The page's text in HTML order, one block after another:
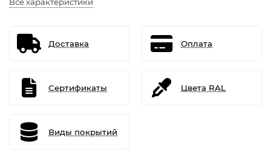
Доставка Оплата
Сертификаты Цвета RAL
Виды покрытий